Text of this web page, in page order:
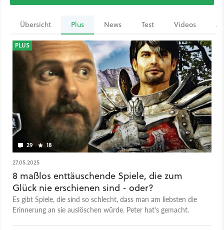
Übersicht Plus News Test Videos
29 18
PLUS
27.05.2025
8 maßlos enttäuschende Spiele, die zum
Glück nie erschienen sind - oder?
Es gibt Spiele, die sind so schlecht, dass man am liebsten die
Erinnerung an sie auslöschen würde. Peter hat's gemacht.